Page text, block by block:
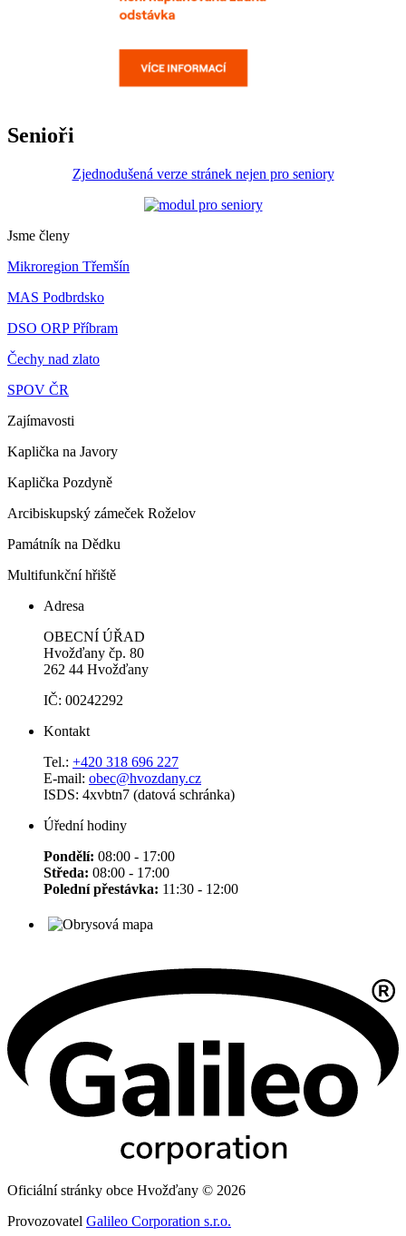
Senioři
Zjednodušená verze stránek nejen pro seniory
Jsme členy
Mikroregion Třemšín
MAS Podbrdsko
DSO ORP Příbram
Čechy nad zlato
SPOV ČR
Zajímavosti
Kaplička na Javory
Kaplička Pozdyně
Arcibiskupský zámeček Roželov
Památník na Dědku
Multifunkční hřiště
Adresa
OBECNÍ ÚŘAD
Hvožďany čp. 80
262 44 Hvožďany
IČ: 00242292
Kontakt
Tel.: +420 318 696 227
E-mail: obec@hvozdany.cz
ISDS: 4xvbtn7 (datová schránka)
Úřední hodiny
Pondělí: 08:00 - 17:00
Středa: 08:00 - 17:00
Polední přestávka: 11:30 - 12:00
Oficiální stránky obce Hvožďany © 2026
Provozovatel Galileo Corporation s.r.o.